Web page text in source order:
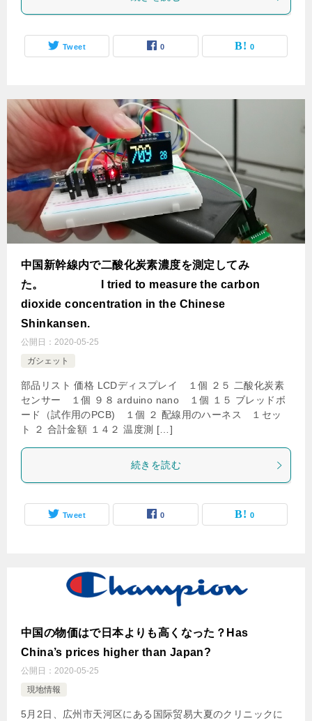
Tweet 0 0
中国新幹線内で二酸化炭素濃度を測定してみ
た。 I tried to measure the carbon
dioxide concentration in the Chinese
Shinkansen.
公開日： 2020-05-25
ガシェット
部品リスト 価格 LCDディスプレイ １個 ２５ 二酸化炭素
センサー １個 ９８ arduino nano １個 １５ ブレッドボ
ード（試作用のPCB) １個 ２ 配線用のハーネス １セッ
ト ２ 合計金額 １４２ 温度測 […]
続きを読む
Tweet 0 0
中国の物価はで日本よりも高くなった？Has
China’s prices higher than Japan?
公開日： 2020-05-25
現地情報
5月2日、広州市天河区にある国际贸易大夏のクリニックに